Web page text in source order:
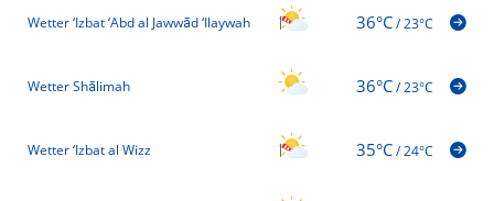
Wetter ‘Izbat ‘Abd al Jawwād ‘Ilaywah 36°C/23°C
Wetter Shālimah 36°C/23°C
Wetter ‘Izbat al Wizz 35°C/24°C